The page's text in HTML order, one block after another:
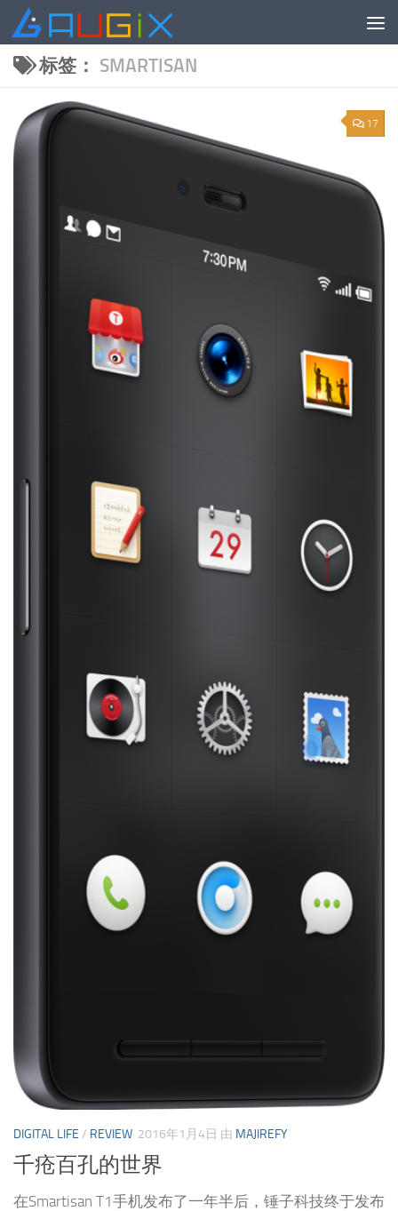
跳至内容
标签： SMARTISAN
17
DIGITAL LIFE / REVIEW 2016年1月4日 由 MAJIREFY
千疮百孔的世界
在Smartisan T1手机发布了一年半后，锤子科技终于发布